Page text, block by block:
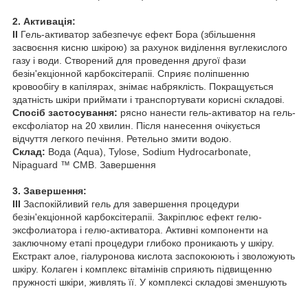
2. Активація:
II Гель-активатор забезпечує ефект Бора (збільшення
засвоєння кисню шкірою) за рахунок виділення вуглекислого
газу і води. Створений для проведення другої фази
безін'екціонной карбоксітерапіі. Сприяє поліпшенню
кровообігу в капілярах, знімає набряклість. Покращується
здатність шкіри приймати і транспортувати корисні складові.
Спосіб застосування: рясно нанести гель-активатор на гель-
ексфоліатор на 20 хвилин. Після нанесення очікується
відчуття легкого печіння. Ретельно змити водою.
Склад: Вода (Aqua), Tylose, Sodium Hydrocarbonate,
Nipaguard ™ CMB. Завершення
3. Завершення:
III Заспокійливий гель для завершення процедури
безін'екціонной карбоксітерапіі. Закріплює ефект гелю-
эксфолиатора і гелю-активатора. Активні компоненти на
заключному етапі процедури глибоко проникають у шкіру.
Екстракт алое, гіалуронова кислота заспокоюють і зволожують
шкіру. Колаген і комплекс вітамінів сприяють підвищенню
пружності шкіри, живлять її. У комплексі складові зменшують